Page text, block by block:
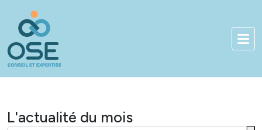
L'actualité du mois